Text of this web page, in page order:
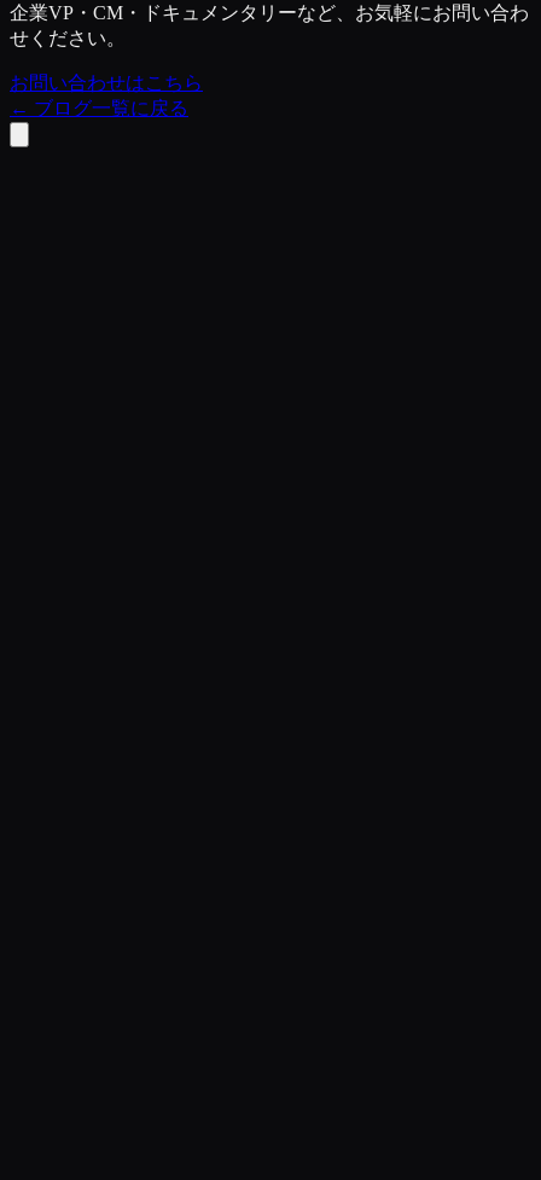
企業VP・CM・ドキュメンタリーなど、お気軽にお問い合わ
せください。
お問い合わせはこちら
← ブログ一覧に戻る